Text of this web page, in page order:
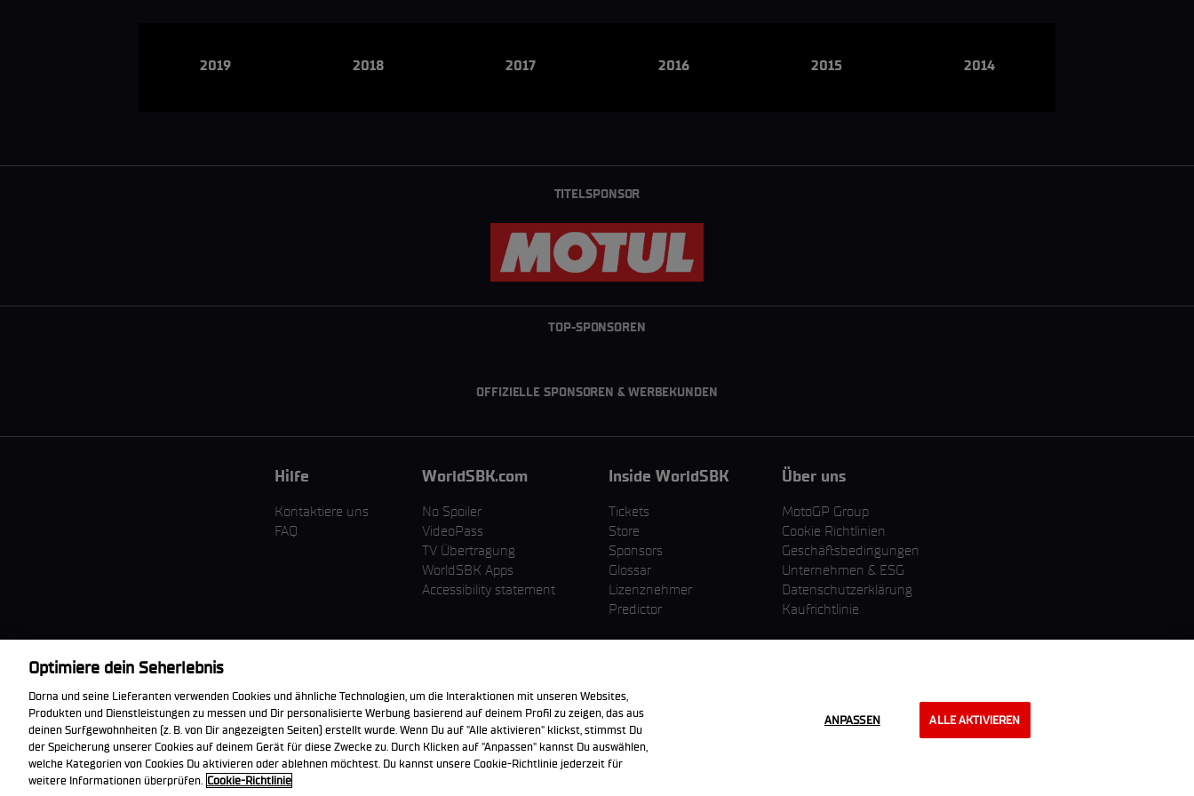
2019 2018 2017 2016 2015 2014
TITELSPONSOR
TOP-SPONSOREN
OFFIZIELLE SPONSOREN & WERBEKUNDEN
Hilfe
Kontaktiere uns
FAQ
WorldSBK.com
No Spoiler
VideoPass
TV Übertragung
WorldSBK Apps
Accessibility statement
Inside WorldSBK
Tickets
Store
Sponsors
Glossar
Lizenznehmer
Predictor
Über uns
MotoGP Group
Cookie Richtlinien
Geschäftsbedingungen
Unternehmen & ESG
Datenschutzerklärung
Kaufrichtlinie
Die offizielle
WorldSBK App
herunterladen
© 2026 Dorna WorldSBK. Alle Rechte vorbehalten. Alle Handelsmarken sind Eigentum der jeweiligen Besitzer.
Optimiere dein Seherlebnis
Dorna und seine Lieferanten verwenden Cookies und ähnliche Technologien, um die Interaktionen mit unseren Websites,
Produkten und Dienstleistungen zu messen und Dir personalisierte Werbung basierend auf deinem Profil zu zeigen, das aus
deinen Surfgewohnheiten (z. B. von Dir angezeigten Seiten) erstellt wurde. Wenn Du auf "Alle aktivieren" klickst, stimmst Du
der Speicherung unserer Cookies auf deinem Gerät für diese Zwecke zu. Durch Klicken auf "Anpassen" kannst Du auswählen,
welche Kategorien von Cookies Du aktivieren oder ablehnen möchtest. Du kannst unsere Cookie-Richtlinie jederzeit für
weitere Informationen überprüfen. Cookie-Richtlinie
ANPASSEN ALLE AKTIVIEREN